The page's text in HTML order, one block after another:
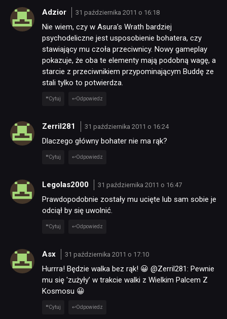
NEWSY
RECENZJE
PUBLICYSTYKA
KULTURA
RETRO
TECHNOLOGIE
DYSKUSJE
JUŻ GRALIŚMY
Adzior 31 października 2011 o 16:18
Nie wiem, czy w Asura’s Wrath bardziej
psychodeliczne jest usposobienie bohatera, czy
stawiający mu czoła przeciwnicy. Nowy gameplay
pokazuje, że oba te elementy mają podobną wagę, a
starcie z przeciwnikiem przypominającym Buddę ze
stali tylko to potwierdza.
Cytuj Odpowiedz
Zerril281 31 października 2011 o 16:24
Dlaczego główny bohater nie ma rąk?
Cytuj Odpowiedz
Legolas2000 31 października 2011 o 16:47
Prawdopodobnie zostały mu ucięte lub sam sobie je
odciął by się uwolnić.
Cytuj Odpowiedz
Asx 31 października 2011 o 17:10
Hurrra! Będzie walka bez rąk! 😀 @Zerril281: Pewnie
mu się 'zużyły’ w trakcie walki z Wielkim Palcem Z
Kosmosu 😀
Cytuj Odpowiedz